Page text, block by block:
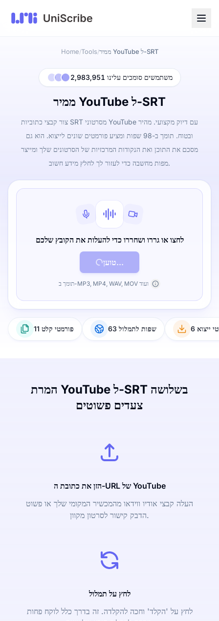
Home/Tools/ ממיר YouTube ל-SRT
2,983,951 משתמשים סומכים עלינו
ממיר YouTube ל-SRT
צור קבצי כתוביות SRT מסרטוני YouTube עם דיוק מקצועי. מהיר
ובטוח. תומך ב-98 שפות ומציע פורמטים שונים לייצוא. הוא גם
מסכם את התוכן ואת הנקודות המרכזיות של הסרטונים שלך ומייצר
מפות מחשבה כדי לעזור לך לחלץ מידע חשוב.
לחצו או גררו ושחררו כדי להעלות את הקובץ שלכם
טוען...
תומך ב-MP3, MP4, WAV, MOV ועוד
11 פורמטי קלט 63 שפות לתמלול ייצוא
המרת YouTube ל-SRT בשלושה
צעדים פשוטים
הזן את כתובת ה-URL של YouTube
העלה קבצי אודיו ווידאו מהמכשיר המקומי שלך או פשוט
הדבק קישור לסרטון מקוון.
לחץ על תמלול
לחץ על 'הקלד' וחכה להקלדה. זה בדרך כלל לוקח פחות